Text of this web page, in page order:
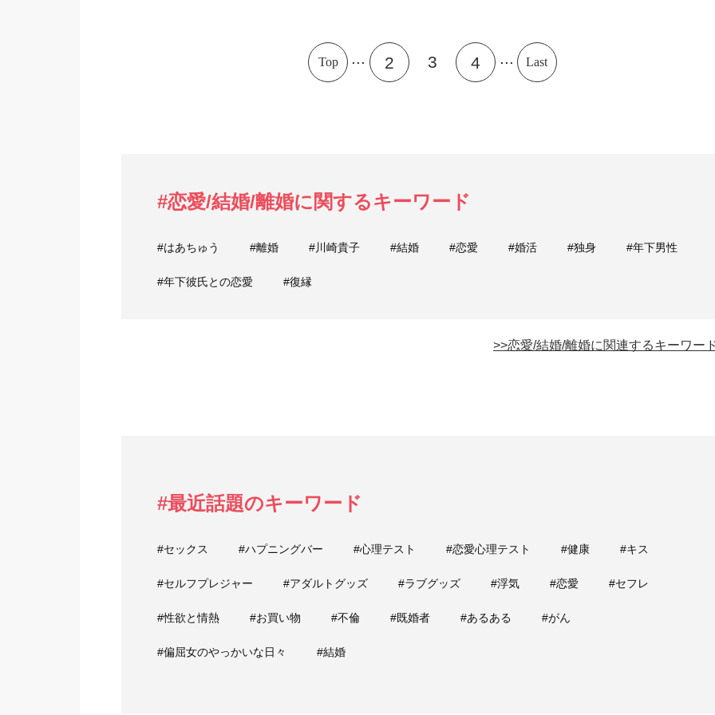
Top ... 2 3 4 ... Last
#恋愛/結婚/離婚に関するキーワード
#はあちゅう #離婚 #川崎貴子 #結婚 #恋愛 #婚活 #独身 #年下男性
#年下彼氏との恋愛 #復縁
>>恋愛/結婚/離婚に関連するキーワー
#最近話題のキーワード
#セックス #ハプニングバー #心理テスト #恋愛心理テスト #健康 #キス
#セルフプレジャー #アダルトグッズ #ラブグッズ #浮気 #恋愛 #セフレ
#性欲と情熱 #お買い物 #不倫 #既婚者 #あるある #がん
#偏屈女のやっかいな日々 #結婚